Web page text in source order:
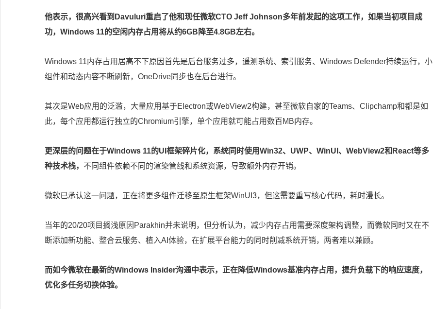
他表示，很高兴看到Davuluri重启了他和现任微软CTO Jeff Johnson多年前发起的这项工作，如果当初项目成
功，Windows 11的空闲内存占用将从约6GB降至4.8GB左右。
Windows 11内存占用居高不下原因首先是后台服务过多，遥测系统、索引服务、Windows Defender持续运行，小
组件和动态内容不断刷新，OneDrive同步也在后台进行。
其次是Web应用的泛滥，大量应用基于Electron或WebView2构建，甚至微软自家的Teams、Clipchamp和都是如
此，每个应用都运行独立的Chromium引擎，单个应用就可能占用数百MB内存。
更深层的问题在于Windows 11的UI框架碎片化，系统同时使用Win32、UWP、WinUI、WebView2和React等多
种技术栈， 不同组件依赖不同的渲染管线和系统资源，导致额外内存开销。
微软已承认这一问题，正在将更多组件迁移至原生框架WinUI3，但这需要重写核心代码，耗时漫长。
当年的20/20项目搁浅原因Parakhin并未说明，但分析认为，减少内存占用需要深度架构调整，而微软同时又在不
断添加新功能、整合云服务、植入AI体验，在扩展平台能力的同时削减系统开销，两者难以兼顾。
而如今微软在最新的Windows Insider沟通中表示，正在降低Windows基准内存占用，提升负载下的响应速度，
优化多任务切换体验。